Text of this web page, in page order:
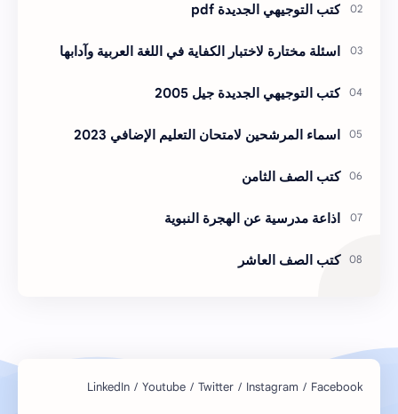
كتب التوجيهي الجديدة pdf
اسئلة مختارة لاختبار الكفاية في اللغة العربية وآدابها
كتب التوجيهي الجديدة جيل 2005
اسماء المرشحين لامتحان التعليم الإضافي 2023
كتب الصف الثامن
اذاعة مدرسية عن الهجرة النبوية
كتب الصف العاشر